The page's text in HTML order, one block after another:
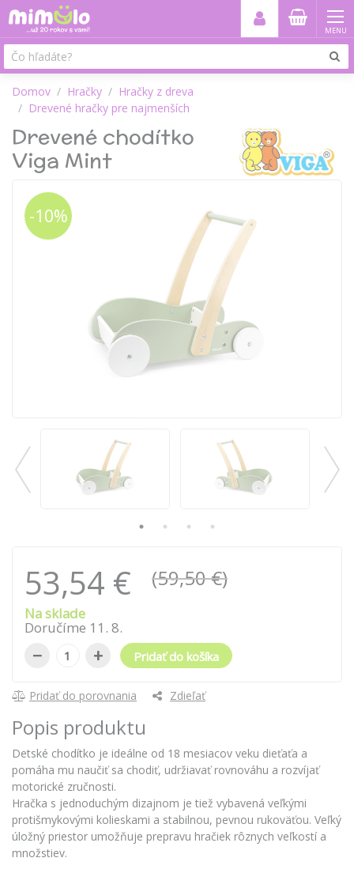
MENU
Domov Hračky
Hračky z dreva
Drevené hračky pre najmenších
Drevené chodítko
Viga Mint
-10%
53,54 € (59,50 €)
Na sklade
Doručíme 11 . 8.
− + Pridať do košíka
Pridať do porovnania Zdieľať
Popis produktu
Detské chodítko je ideálne od 18 mesiacov veku dieťaťa a
pomáha mu naučiť sa chodiť, udržiavať rovnováhu a rozvíjať
motorické zručnosti.
Hračka s jednoduchým dizajnom je tiež vybavená veľkými
protišmykovými kolieskami a stabilnou, pevnou rukoväťou. Veľký
úložný priestor umožňuje prepravu hračiek rôznych veľkostí a
množstiev.